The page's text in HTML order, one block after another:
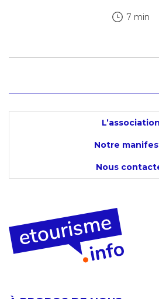
7 min
L’association
Notre
Nous